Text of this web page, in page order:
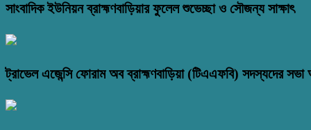
সাংবাদিক ইউনিয়ন ব্রাহ্মণবাড়িয়ার ফুলেল শুভেচ্ছা ও সৌজন্য সাক্ষাৎ
ট্রাভেল এজেন্সি ফোরাম অব ব্রাহ্মণবাড়িয়া (টিএএফবি) সদস্যদের সভা